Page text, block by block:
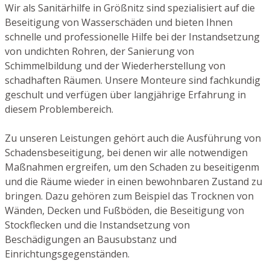
Wir als Sanitärhilfe in Größnitz sind spezialisiert auf die
Beseitigung von Wasserschäden und bieten Ihnen
schnelle und professionelle Hilfe bei der Instandsetzung
von undichten Rohren, der Sanierung von
Schimmelbildung und der Wiederherstellung von
schadhaften Räumen. Unsere Monteure sind fachkundig
geschult und verfügen über langjährige Erfahrung in
diesem Problembereich.
Zu unseren Leistungen gehört auch die Ausführung von
Schadensbeseitigung, bei denen wir alle notwendigen
Maßnahmen ergreifen, um den Schaden zu beseitigenm
und die Räume wieder in einen bewohnbaren Zustand zu
bringen. Dazu gehören zum Beispiel das Trocknen von
Wänden, Decken und Fußböden, die Beseitigung von
Stockflecken und die Instandsetzung von
Beschädigungen an Bausubstanz und
Einrichtungsgegenständen.